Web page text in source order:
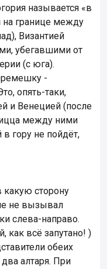
называется «в
на границе между
Византией
убегавшими от
(с юга).
-
опять-таки,
и Венецией (после
между ними
в гору не пойдёт,
какую сторону
не вызывал
слева-направо.
как всё запутано! )
обеих
алтаря. При